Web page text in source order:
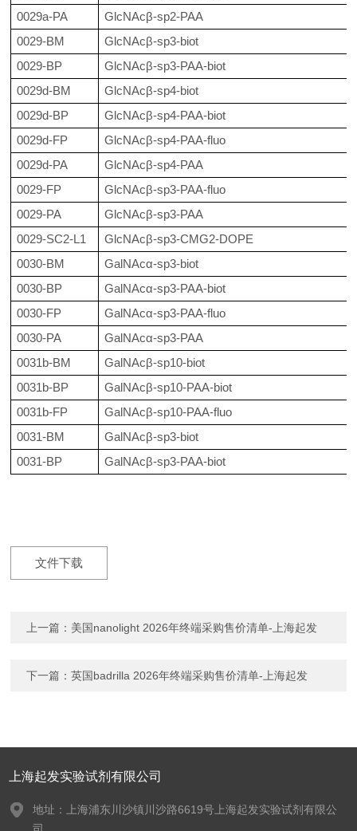
0029a-PA
GlcNAcβ-sp2-PAA
0029-BM
GlcNAcβ-sp3-biot
0029-BP
GlcNAcβ-sp3-PAA-biot
0029d-BM
GlcNAcβ-sp4-biot
0029d-BP
GlcNAcβ-sp4-PAA-biot
0029d-FP
GlcNAcβ-sp4-PAA-fluo
0029d-PA
GlcNAcβ-sp4-PAA
0029-FP
GlcNAcβ-sp3-PAA-fluo
0029-PA
GlcNAcβ-sp3-PAA
0029-SC2-L1
GlcNAcβ-sp3-CMG2-DOPE
0030-BM
GalNAcα-sp3-biot
0030-BP
GalNAcα-sp3-PAA-biot
0030-FP
GalNAcα-sp3-PAA-fluo
0030-PA
GalNAcα-sp3-PAA
0031b-BM
GalNAcβ-sp10-biot
0031b-BP
GalNAcβ-sp10-PAA-biot
0031b-FP
GalNAcβ-sp10-PAA-fluo
0031-BM
GalNAcβ-sp3-biot
0031-BP
GalNAcβ-sp3-PAA-biot
文件下载
上一篇： 美国nanolight 2026年终端采购售价清单-上海起发
下一篇：英国badrilla 2026年终端采购售价清单-上海起发
上海起发实验试剂有限公司
地址：上海浦东川沙镇川沙路6619号上海起发实验试剂有限公